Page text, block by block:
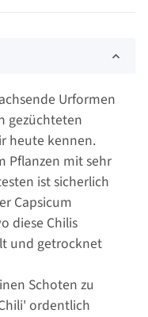
Urformen
gezüchteten
heute kennen.
Pflanzen mit sehr
ist sicherlich
Capsicum
diese Chilis
und getrocknet
Schoten zu
ordentlich